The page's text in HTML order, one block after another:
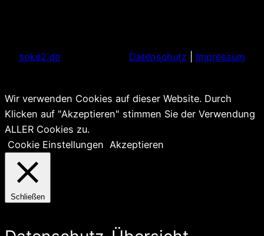
soke2.de Datenschutz Impressum
Wir verwenden Cookies auf dieser Website. Durch
Klicken auf "Akzeptieren" stimmen Sie der Verwendung
ALLER Cookies zu.
Cookie Einstellungen Akzeptieren
Schließen